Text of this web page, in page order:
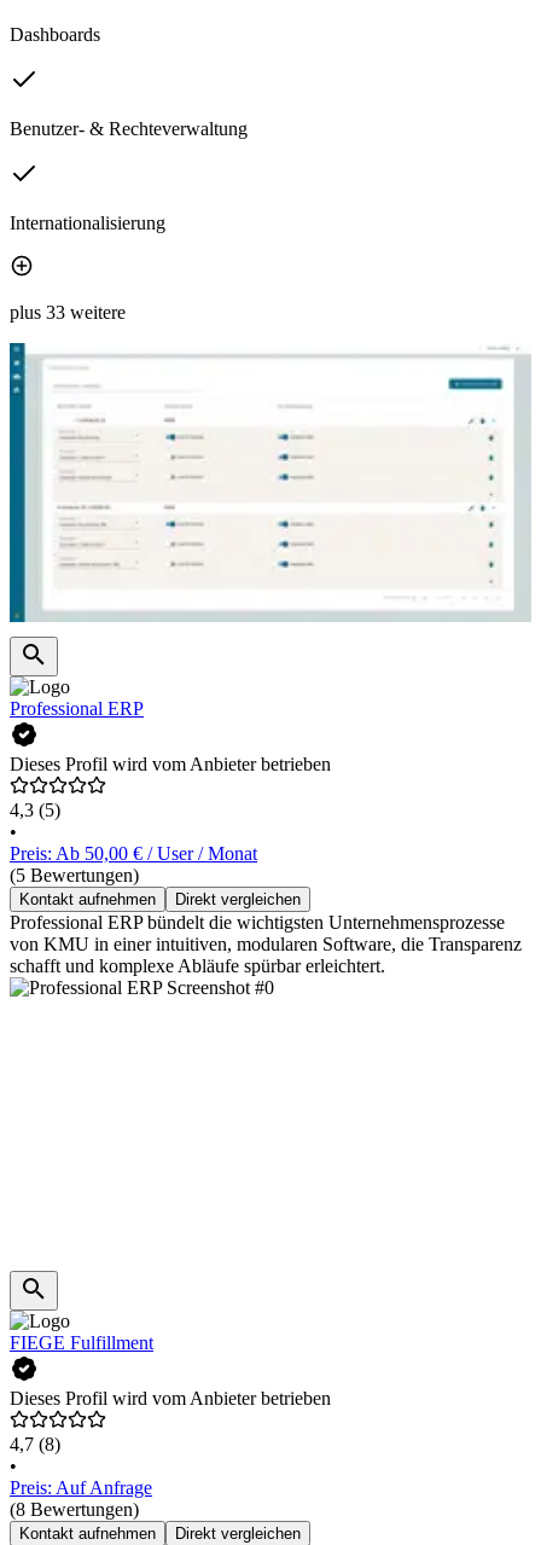
Dashboards
Benutzer- & Rechteverwaltung
Internationalisierung
plus 33 weitere
Professional ERP
Dieses Profil wird vom Anbieter betrieben
4,3 (5)
•
Preis: Ab 50,00 € / User / Monat
(5 Bewertungen)
Kontakt aufnehmen Direkt vergleichen
Professional ERP bündelt die wichtigsten Unternehmensprozesse
von KMU in einer intuitiven, modularen Software, die Transparenz
schafft und komplexe Abläufe spürbar erleichtert.
FIEGE Fulfillment
Dieses Profil wird vom Anbieter betrieben
4,7 (8)
•
Preis: Auf Anfrage
(8 Bewertungen)
Kontakt aufnehmen Direkt vergleichen